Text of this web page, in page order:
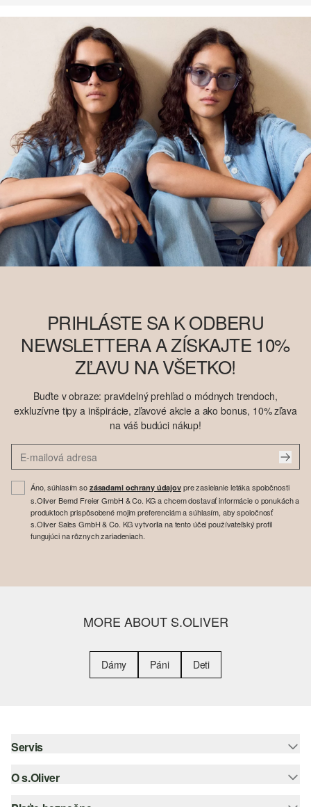
PRIHLÁSTE SA K ODBERU
NEWSLETTERA A ZÍSKAJTE 10%
ZĽAVU NA VŠETKO!
Buďte v obraze: pravidelný prehľad o módnych trendoch,
exkluzívne tipy a inšpirácie, zľavové akcie a ako bonus, 10% zľava
na váš budúci nákup!
Áno, súhlasím so zásadami ochrany údajovpre zasielanie letáka spoločnosti
s.Oliver Bernd Freier GmbH & Co. KG a chcem dostavať informácie o ponukách a
produktoch prispôsobené mojim preferenciám a súhlasím, aby spoločnosť
s.Oliver Sales GmbH & Co. KG vytvorila na tento účel používateľský profil
fungujúci na rôznych zariadeniach.
MORE ABOUT S.OLIVER
Dámy Páni Deti
Servis
Pomoc a FAQ
Nápoveda k veľkostiam
O s.Oliver